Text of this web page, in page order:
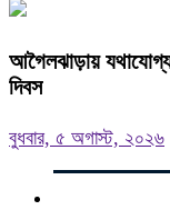
আগৈলঝাড়ায়
দিবস
বুধবার, ৫ অগাস্ট, ২০২৬